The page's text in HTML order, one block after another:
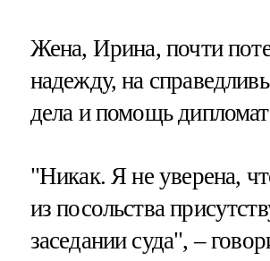
Жена, Ирина, почти
надежду, на
дела и помощь
"Никак. Я не уверена,
из посольства
заседании суда", –